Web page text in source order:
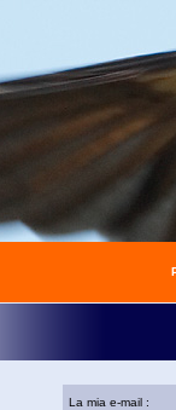
La mia e-mail :